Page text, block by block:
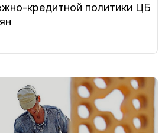
кредитной политики ЦБ